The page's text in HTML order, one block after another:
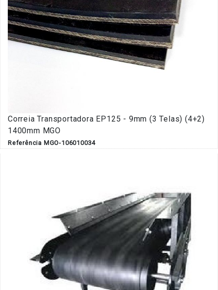
Correia Transportadora EP125 - 9mm (3 Telas) (4+2)
1400mm MGO
Referência MGO-106010034